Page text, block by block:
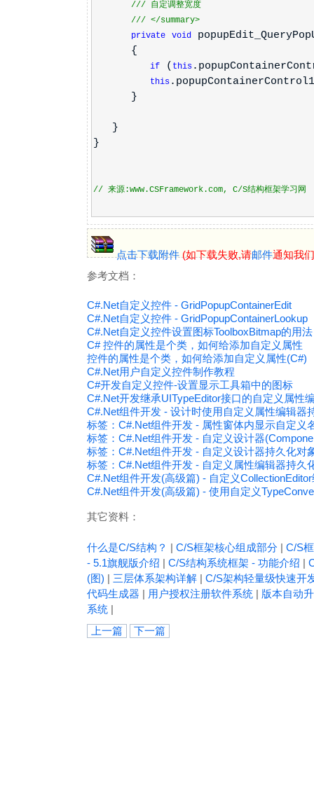
/// 自定调整宽度
/// </summary>
private
void
{
if ( this
this
}
}
}
// 来源:www.CSFramework.com, C/S结构框架学习网
点击下载附件 (如下载失败,请邮件通知我
参考文档：
C#.Net自定义控件 - GridPopupContainerEdit
C#.Net自定义控件 - GridPopupContainerLookup
C#.Net自定义控件设置图标ToolboxBitmap的用法
C# 控件的属性是个类，如何给添加自定义属性
控件的属性是个类，如何给添加自定义属性(C#)
C#.Net用户自定义控件制作教程
C#开发自定义控件-设置显示工具箱中的图标
C#.Net开发继承UITypeEditor接口的自定义属性
C#.Net组件开发 - 设计时使用自定义属性编辑器
标签：C#.Net组件开发 - 属性窗体内显示自定义
标签：C#.Net组件开发 - 自定义设计器
标签：C#.Net组件开发 - 自定义设计器持久化对
标签：C#.Net组件开发 - 自定义属性编辑器持久
C#.Net组件开发(高级篇) - 自定义
C#.Net组件开发(高级篇) - 使用自定义
其它资料：
什么是C/S结构？ | C/S框架核心组成部分 | C/S
- 5.1旗舰版介绍 | C/S结构系统框架 - 功能介绍 |
(图) | 三层体系架构详解 | C/S架构轻量级快速开
代码生成器 | 用户授权注册软件系统 | 版本自动
系统 |
上一篇
下一篇